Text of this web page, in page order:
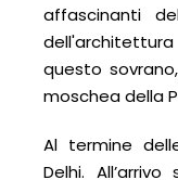
affascinanti
questo
moschea della
Al termine
Delhi.